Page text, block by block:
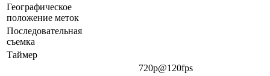
Географическое
положение меток
Последовательная
съемка
Таймер
720p@120fps